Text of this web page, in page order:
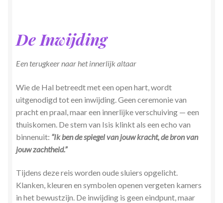
De Inwijding
Een terugkeer naar het innerlijk altaar
Wie de Hal betreedt met een open hart, wordt
uitgenodigd tot een inwijding. Geen ceremonie van
pracht en praal, maar een innerlijke verschuiving — een
thuiskomen. De stem van Isis klinkt als een echo van
binnenuit: “Ik ben de spiegel van jouw kracht, de bron van
jouw zachtheid.”
Tijdens deze reis worden oude sluiers opgelicht.
Klanken, kleuren en symbolen openen vergeten kamers
in het bewustzijn. De inwijding is geen eindpunt, maar